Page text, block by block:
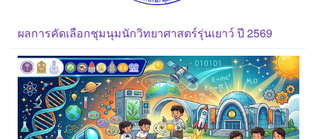
ผลการคัดเลือกชุมนุมนักวิทยาศาสตร์รุ่นเยาว์ ปี 2569